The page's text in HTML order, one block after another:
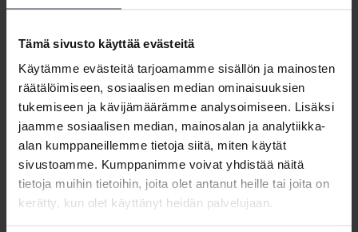
Tämä sivusto käyttää evästeitä
Käytämme evästeitä tarjoamamme sisällön ja mainosten
räätälöimiseen, sosiaalisen median ominaisuuksien
tukemiseen ja kävijämäärämme analysoimiseen. Lisäksi
jaamme sosiaalisen median, mainosalan ja analytiikka-
alan kumppaneillemme tietoja siitä, miten käytät
sivustoamme. Kumppanimme voivat yhdistää näitä
tietoja muihin tietoihin, joita olet antanut heille tai joita on
kerätty, kun olet käyttänyt heidän palvelujaan.
kunnossapidon periaateohjelma eli taloyhtiöstrategia.
tähtiluokitus-työkalusta, jonka avulla asiakas voi seurata taloyhtiönsä
kunnon eri osa-alueita.
Taloyhtiöstrategiat auttavat kirkastamaan taloyhtiöiden tavoitteet
sekä rytmittämään ja kilpailuttamaan hankkeet järkevästi. Taloyhtiön
tavoitteiden tunteminen tukee sitä, että isännöinti pystyy
toimimaan aloitteellisena asiantuntijana.
– Taloyhtiöissä asumisen ja elämisen ylläpidon kulttuuri joko
rakentuu vahingossa tai se rakennetaan tietoisesti, kuten
esimerkiksi meillä tehdään, kiteyttää Matinkylän Huollon